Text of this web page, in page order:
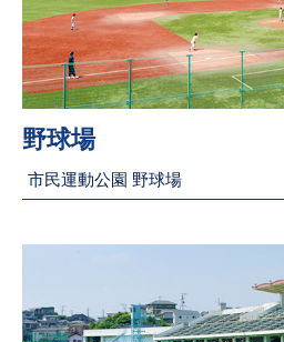
野球場
市民運動公園 野球場